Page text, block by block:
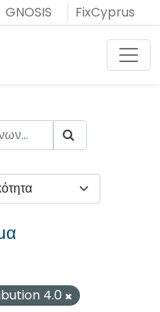
GNOSIS FixCyprus
4.0